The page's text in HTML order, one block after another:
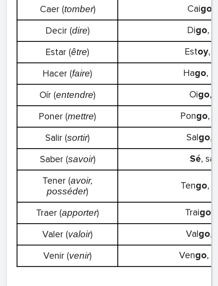
Caer (tomber) Caigo
Decir (dire) Digo,
Estar (être) Estoy,
Hacer (faire) Hago,
Oír (entendre) Oigo,
Poner (mettre) Pongo,
Salir (sortir) Salgo,
Saber (savoir) Sé,
Tener (avoir,
posséder) Tengo,
Traer (apporter) Traigo
Valer (valoir) Valgo,
Venir (venir) Vengo,